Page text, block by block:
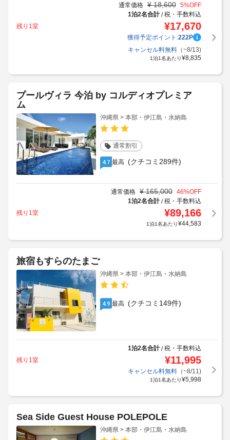
通常価格 ¥ 18,600 5%OFF
1泊2名合計/税・手数料込
残り1室
¥17,670
獲得予定ポイント:222P
キャンセル料無料（~8/13)
1泊1名あたり¥8,835
プールヴィラ 今泊 by コルディオプレミア
ム
沖縄県 > 本部・伊江島・水納島
通常割引
4.7 最高 (クチコミ289件)
通常価格 ¥ 165,000 46%OFF
1泊2名合計/税・手数料込
残り1室
¥89,166
1泊1名あたり¥44,583
旅宿もすらのたまご
沖縄県 > 本部・伊江島・水納島
4.9 最高 (クチコミ149件)
1泊2名合計/税・手数料込
残り1室
¥11,995
キャンセル料無料（~8/11)
1泊1名あたり¥5,998
Sea Side Guest House POLEPOLE
沖縄県 > 本部・伊江島・水納島